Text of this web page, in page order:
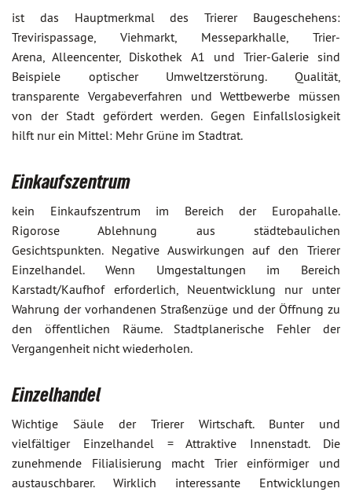
ist das Hauptmerkmal des Trierer Baugeschehens:
Trevirispassage, Viehmarkt, Messeparkhalle, Trier-
Arena, Alleencenter, Diskothek A1 und Trier-Galerie sind
Beispiele optischer Umweltzerstörung. Qualität,
transparente Vergabeverfahren und Wettbewerbe müssen
von der Stadt gefördert werden. Gegen Einfallslosigkeit
hilft nur ein Mittel: Mehr Grüne im Stadtrat.
Einkaufszentrum
kein Einkaufszentrum im Bereich der Europahalle.
Rigorose Ablehnung aus städtebaulichen
Gesichtspunkten. Negative Auswirkungen auf den Trierer
Einzelhandel. Wenn Umgestaltungen im Bereich
Karstadt/Kaufhof erforderlich, Neuentwicklung nur unter
Wahrung der vorhandenen Straßenzüge und der Öffnung zu
den öffentlichen Räume. Stadtplanerische Fehler der
Vergangenheit nicht wiederholen.
Einzelhandel
Wichtige Säule der Trierer Wirtschaft. Bunter und
vielfältiger Einzelhandel = Attraktive Innenstadt. Die
zunehmende Filialisierung macht Trier einförmiger und
austauschbarer. Wirklich interessante Entwicklungen